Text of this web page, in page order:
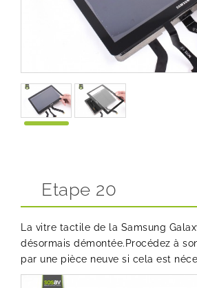
Etape 20
La vitre tactile de la Samsung
désormais démontée.Procédez à
par une pièce neuve si cela est